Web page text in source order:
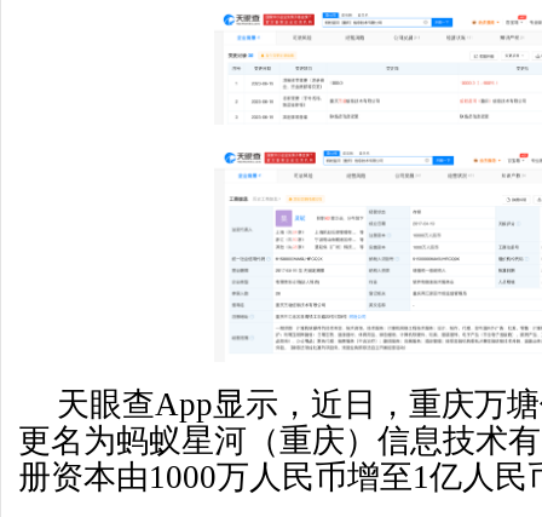
天眼查App显示，近日，重庆万
更名为蚂蚁星河（重庆）信息技术
册资本由1000万人民币增至1亿人民